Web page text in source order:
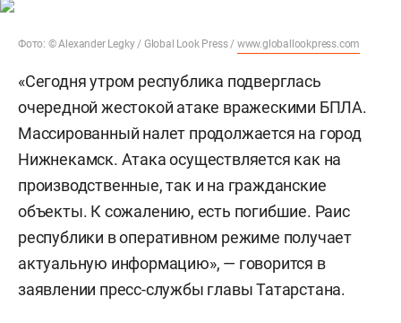
Фото: © Alexander Legky / Global Look Press / www.globallookpress.com
«Сегодня утром республика подверглась
очередной жестокой атаке вражескими БПЛА.
Массированный налет продолжается на город
Нижнекамск. Атака осуществляется как на
производственные, так и на гражданские
объекты. К сожалению, есть погибшие. Раис
республики в оперативном режиме получает
актуальную информацию», — говорится в
заявлении пресс-службы главы Татарстана.